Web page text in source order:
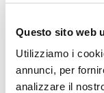
Questo sito web
Utilizziamo i
annunci, per
analizzare il